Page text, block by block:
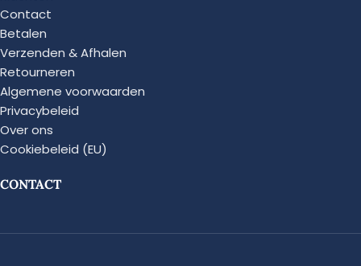
Contact
Betalen
Verzenden & Afhalen
Retourneren
Algemene voorwaarden
Privacybeleid
Over ons
Cookiebeleid (EU)
CONTACT